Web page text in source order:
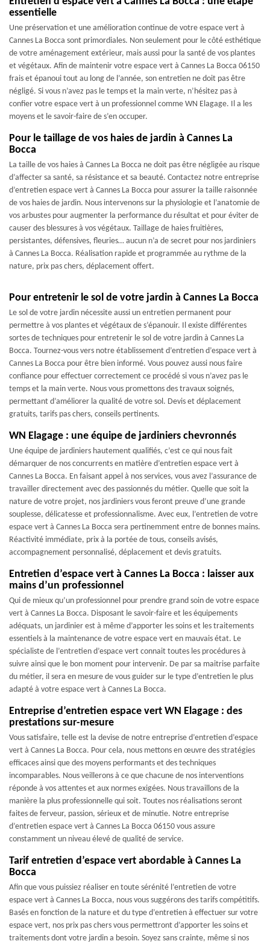
essentielle
Une préservation et une amélioration continue de votre espace vert à
Cannes La Bocca sont primordiales. Non seulement pour le côté esthétique
de votre aménagement extérieur, mais aussi pour la santé de vos plantes
et végétaux. Afin de maintenir votre espace vert à Cannes La Bocca 06150
frais et épanoui tout au long de l’année, son entretien ne doit pas être
négligé. Si vous n’avez pas le temps et la main verte, n’hésitez pas à
confier votre espace vert à un professionnel comme WN Elagage. Il a les
moyens et le savoir-faire de s’en occuper.
Pour le taillage de vos haies de jardin à Cannes La
Bocca
La taille de vos haies à Cannes La Bocca ne doit pas être négligée au risque
d’affecter sa santé, sa résistance et sa beauté. Contactez notre entreprise
d’entretien espace vert à Cannes La Bocca pour assurer la taille raisonnée
de vos haies de jardin. Nous intervenons sur la physiologie et l’anatomie de
vos arbustes pour augmenter la performance du résultat et pour éviter de
causer des blessures à vos végétaux. Taillage de haies fruitières,
persistantes, défensives, fleuries… aucun n’a de secret pour nos jardiniers
à Cannes La Bocca. Réalisation rapide et programmée au rythme de la
nature, prix pas chers, déplacement offert.
Pour entretenir le sol de votre jardin à Cannes La Bocca
Le sol de votre jardin nécessite aussi un entretien permanent pour
permettre à vos plantes et végétaux de s’épanouir. Il existe différentes
sortes de techniques pour entretenir le sol de votre jardin à Cannes La
Bocca. Tournez-vous vers notre établissement d’entretien d’espace vert à
Cannes La Bocca pour être bien informé. Vous pouvez aussi nous faire
confiance pour effectuer correctement ce procédé si vous n’avez pas le
temps et la main verte. Nous vous promettons des travaux soignés,
permettant d’améliorer la qualité de votre sol. Devis et déplacement
gratuits, tarifs pas chers, conseils pertinents.
WN Elagage : une équipe de jardiniers chevronnés
Une équipe de jardiniers hautement qualifiés, c’est ce qui nous fait
démarquer de nos concurrents en matière d’entretien espace vert à
Cannes La Bocca. En faisant appel à nos services, vous avez l’assurance de
travailler directement avec des passionnés du métier. Quelle que soit la
nature de votre projet, nos jardiniers vous feront preuve d’une grande
souplesse, délicatesse et professionnalisme. Avec eux, l’entretien de votre
espace vert à Cannes La Bocca sera pertinemment entre de bonnes mains.
Réactivité immédiate, prix à la portée de tous, conseils avisés,
accompagnement personnalisé, déplacement et devis gratuits.
Entretien d’espace vert à Cannes La Bocca : laisser aux
mains d’un professionnel
Qui de mieux qu’un professionnel pour prendre grand soin de votre espace
vert à Cannes La Bocca. Disposant le savoir-faire et les équipements
adéquats, un jardinier est à même d’apporter les soins et les traitements
essentiels à la maintenance de votre espace vert en mauvais état. Le
spécialiste de l’entretien d’espace vert connait toutes les procédures à
suivre ainsi que le bon moment pour intervenir. De par sa maitrise parfaite
du métier, il sera en mesure de vous guider sur le type d’entretien le plus
adapté à votre espace vert à Cannes La Bocca.
Entreprise d’entretien espace vert WN Elagage : des
prestations sur-mesure
Vous satisfaire, telle est la devise de notre entreprise d’entretien d’espace
vert à Cannes La Bocca. Pour cela, nous mettons en œuvre des stratégies
efficaces ainsi que des moyens performants et des techniques
incomparables. Nous veillerons à ce que chacune de nos interventions
réponde à vos attentes et aux normes exigées. Nous travaillons de la
manière la plus professionnelle qui soit. Toutes nos réalisations seront
faites de ferveur, passion, sérieux et de minutie. Notre entreprise
d’entretien espace vert à Cannes La Bocca 06150 vous assure
constamment un niveau élevé de qualité de service.
Tarif entretien d’espace vert abordable à Cannes La
Bocca
Afin que vous puissiez réaliser en toute sérénité l’entretien de votre
espace vert à Cannes La Bocca, nous vous suggérons des tarifs compétitifs.
Basés en fonction de la nature et du type d’entretien à effectuer sur votre
espace vert, nos prix pas chers vous permettront d’apporter les soins et
traitements dont votre jardin a besoin. Soyez sans crainte, même si nos